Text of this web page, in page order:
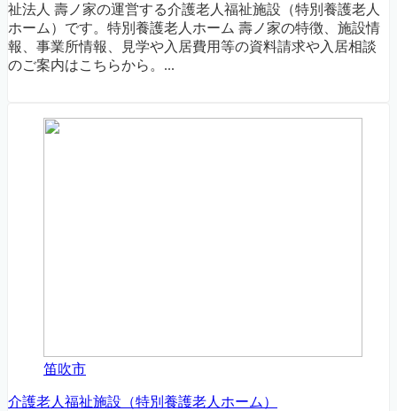
祉法人 壽ノ家の運営する介護老人福祉施設（特別養護老人
ホーム）です。特別養護老人ホーム 壽ノ家の特徴、施設情
報、事業所情報、見学や入居費用等の資料請求や入居相談
のご案内はこちらから。...
笛吹市
介護老人福祉施設（特別養護老人ホーム）